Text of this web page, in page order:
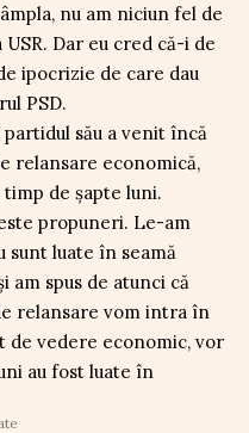
nu am niciun fel de
Dar eu cred că-i de
ipocrizie de care dau
PSD.
său a venit încă
relansare economică,
de șapte luni.
propuneri. Le-am
sunt luate în seamă
am spus de atunci că
relansare vom intra în
de vedere economic, vor
au fost luate în